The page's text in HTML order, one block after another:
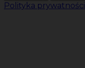
Polityka prywatności